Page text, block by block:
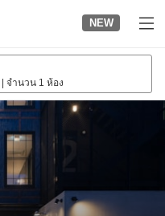
NEW
จำนวน 1 ห้อง